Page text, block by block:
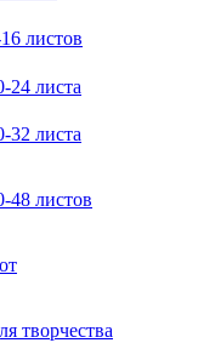
листов
24 листа
32 листа
48 листов
творчества